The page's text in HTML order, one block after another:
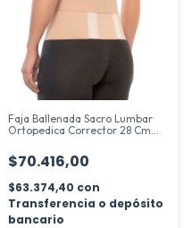
Faja Ballenada Sacro Lumbar
Ortopedica Corrector 28 Cm
$70.416,00
$63.374,40 con
Transferencia o depósito
bancario